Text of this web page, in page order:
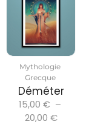
Mythologie
Grecque
Déméter
15,00 € –
20,00 €